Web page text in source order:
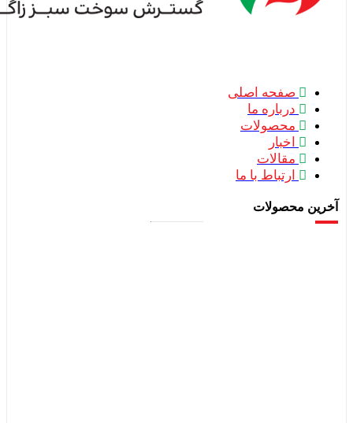
صفحه اصلی
درباره ما
محصولات
اخبار
مقالات
ارتباط با ما
محصولات